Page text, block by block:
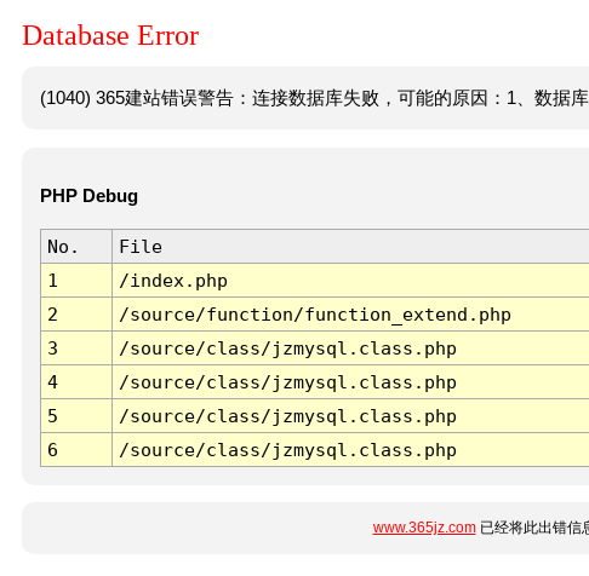
Database Error
(1040) 365建站错误警告：连接数据库失败，可能的原因：1、数据
PHP Debug
No. File
1
/index.php
2
/source/function/function_extend.php
3
/source/class/jzmysql.class.php
4
/source/class/jzmysql.class.php
5
/source/class/jzmysql.class.php
6
/source/class/jzmysql.class.php
www.365jz.com已经将此出错信